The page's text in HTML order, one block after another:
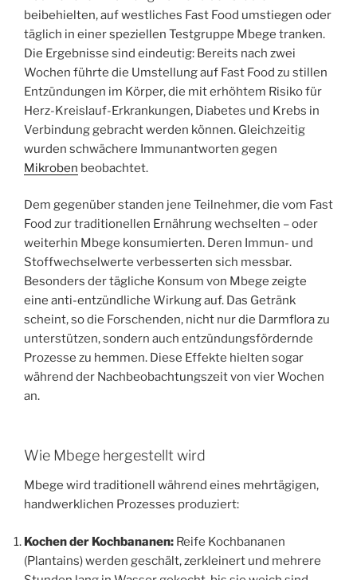
beibehielten, auf westliches Fast Food umstiegen oder
täglich in einer speziellen Testgruppe Mbege tranken.
Die Ergebnisse sind eindeutig: Bereits nach zwei
Wochen führte die Umstellung auf Fast Food zu stillen
Entzündungen im Körper, die mit erhöhtem Risiko für
Herz-Kreislauf-Erkrankungen, Diabetes und Krebs in
Verbindung gebracht werden können. Gleichzeitig
wurden schwächere Immunantworten gegen
Mikroben beobachtet.
Dem gegenüber standen jene Teilnehmer, die vom Fast
Food zur traditionellen Ernährung wechselten – oder
weiterhin Mbege konsumierten. Deren Immun- und
Stoffwechselwerte verbesserten sich messbar.
Besonders der tägliche Konsum von Mbege zeigte
eine anti-entzündliche Wirkung auf. Das Getränk
scheint, so die Forschenden, nicht nur die Darmflora zu
unterstützen, sondern auch entzündungsfördernde
Prozesse zu hemmen. Diese Effekte hielten sogar
während der Nachbeobachtungszeit von vier Wochen
an.
Wie Mbege hergestellt wird
Mbege wird traditionell während eines mehrtägigen,
handwerklichen Prozesses produziert:
Kochen der Kochbananen: Reife Kochbananen
(Plantains) werden geschält, zerkleinert und mehrere